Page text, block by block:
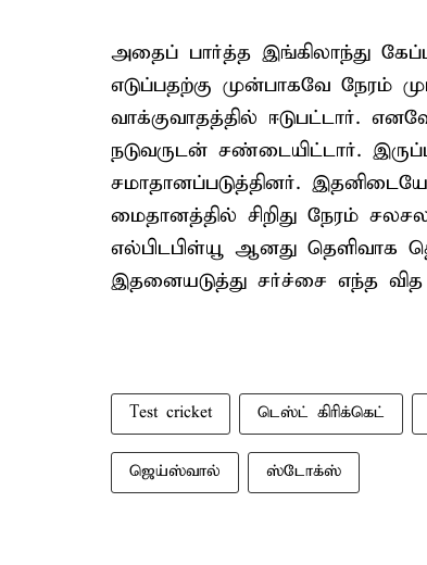
அதைப் பார்த்த இங்கிலாந்து
எடுப்பதற்கு முன்பாகவே நேரம்
வாக்குவாதத்தில் ஈடுபட்டார்.
நடுவருடன் சண்டையிட்டார்.
சமாதானப்படுத்தினர். இதனிடையே
மைதானத்தில் சிறிது நேரம்
எல்பிடபிள்யூ ஆனது தெளிவாக
இதனையடுத்து சர்ச்சை எந்த வித
Test cricket டெஸ்ட் கிரிக்கெட்
ஜெய்ஸ்வால் ஸ்டோக்ஸ்